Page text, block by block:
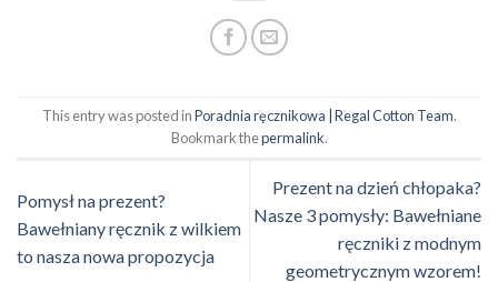
This entry was posted inPoradnia ręcznikowa | Regal Cotton Team.
Bookmark thepermalink.
Pomysł na prezent?
Bawełniany ręcznik z wilkiem
to nasza nowa propozycja
Prezent na dzień chłopaka?
Nasze 3 pomysły: Bawełniane
ręczniki z modnym
geometrycznym wzorem!